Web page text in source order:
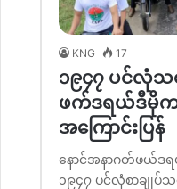
KNG 17
၁၉၄၇ ပင်လုံ
ဖက်ဒရယ်ဒီမိုကရ
အကြောင်းပြန်
နောင်အနာဂတ်ဖယ်
၁၉၄၇ ပင်လုံစာချု